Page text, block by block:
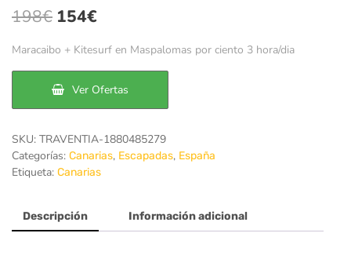
198€ El
precio
era:
198€.
154€
precio
es:
154€.
Maracaibo + Kitesurf en Maspalomas por ciento 3 hora/dia
Ver Ofertas
SKU: TRAVENTIA-1880485279
Categorías: Canarias, Escapadas, España
Etiqueta: Canarias
Descripción Información adicional